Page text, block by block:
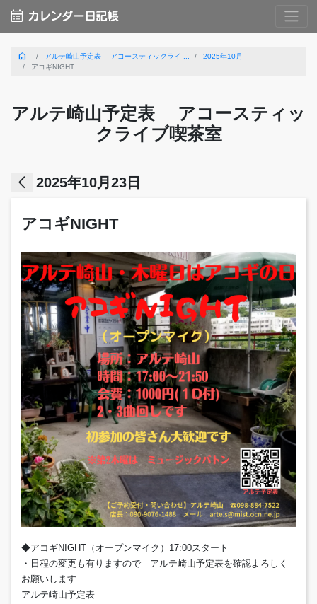
calendar_month カレンダー日記帳
home アルテ崎山予定表 アコースティックライ ...
2025年10月
アコギNIGHT
アルテ崎山予定表 アコースティッ
クライブ喫茶室
arrow_back_ios 2025年10月23日
アコギNIGHT
◆アコギNIGHT（オープンマイク）17:00スタート
・日程の変更も有りますので アルテ崎山予定表を確認よろしく
お願いします
アルテ崎山予定表